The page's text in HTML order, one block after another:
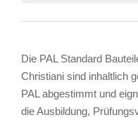
Die PAL Standard
Christiani sind inhaltlich
PAL abgestimmt und
die Ausbildung,